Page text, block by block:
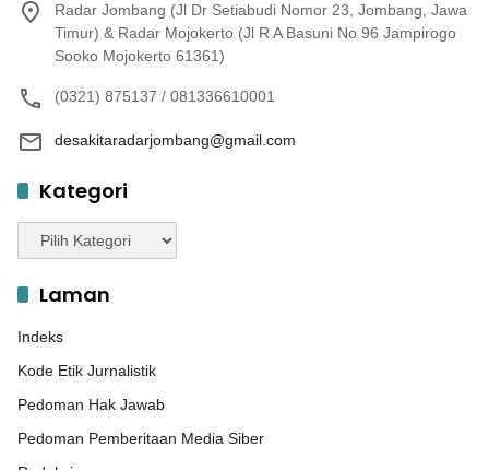
Radar Jombang (Jl Dr Setiabudi Nomor 23, Jombang, Jawa
Timur) & Radar Mojokerto (Jl R A Basuni No 96 Jampirogo
Sooko Mojokerto 61361)
(0321) 875137 / 081336610001
desakitaradarjombang@gmail.com
Kategori
Kategori
Laman
Indeks
Kode Etik Jurnalistik
Pedoman Hak Jawab
Pedoman Pemberitaan Media Siber